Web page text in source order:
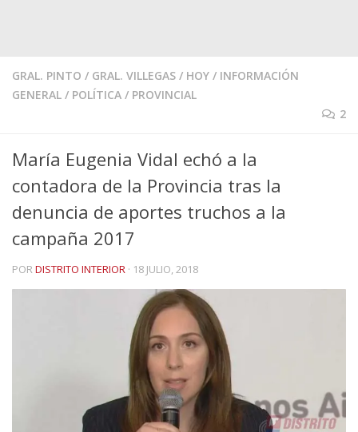
GRAL. PINTO / GRAL. VILLEGAS / HOY / INFORMACIÓN
GENERAL / POLÍTICA / PROVINCIAL
2
María Eugenia Vidal echó a la
contadora de la Provincia tras la
denuncia de aportes truchos a la
campaña 2017
PORDISTRITO INTERIOR · 18 JULIO, 2018